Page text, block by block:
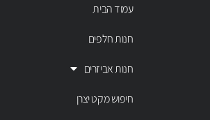
עמוד הבית
חנות חלפים
חנות אביזרים
חיפוש מקט יצרן